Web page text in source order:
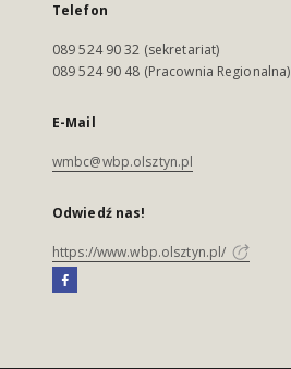
Telefon
089 524 90 32 (sekretariat)
089 524 90 48 (Pracownia Regionalna)
E-Mail
wmbc@wbp.olsztyn.pl
Odwiedź nas!
https://www.wbp.olsztyn.pl/